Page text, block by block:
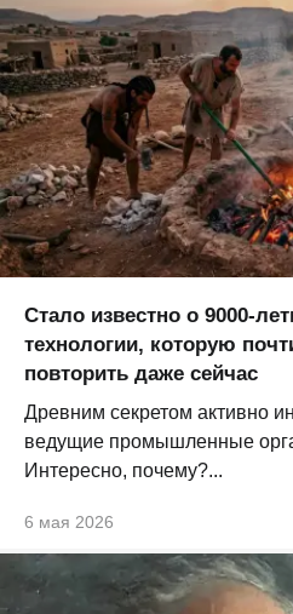
Стало известно о 9000-
технологии, которую
повторить даже сейчас
Древним секретом активно
ведущие промышленные
Интересно, почему?...
6 мая 2026